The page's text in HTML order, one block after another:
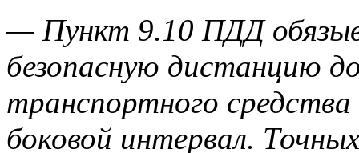
— Пункт 9.10 ПДД
безопасную дистанцию
транспортного
боковой интервал.